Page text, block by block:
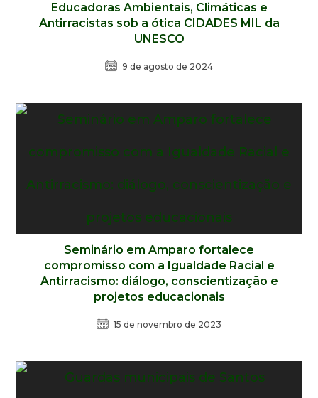
Educadoras Ambientais, Climáticas e
Antirracistas sob a ótica CIDADES MIL da
UNESCO
9 de agosto de 2024
Seminário em Amparo fortalece
compromisso com a Igualdade Racial e
Antirracismo: diálogo, conscientização e
projetos educacionais
15 de novembro de 2023